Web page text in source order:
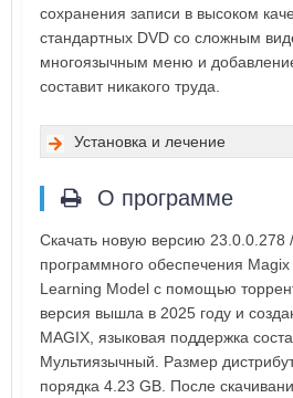
сохранения записи в высоком
стандартных DVD со сложным
многоязычным меню и
составит никакого труда.
Установка и лечение
О программе
Скачать новую версию 23.0.0.278
программного обеспечения
Learning Model с помощью
версия вышла в 2025 году и
MAGIX, языковая поддержка
Мультиязычный. Размер
порядка 4.23 GB. После